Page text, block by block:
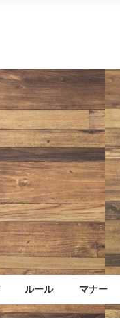
ルール マナー